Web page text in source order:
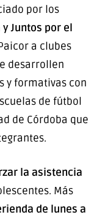
por los
yJuntos por el
a clubes
desarrollen
y formativas con
de fútbol
de Córdoba que
la asistencia
Más
de lunes a